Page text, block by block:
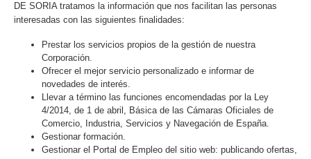
DE SORIA tratamos la información que nos facilitan las personas
interesadas con las siguientes finalidades:
Prestar los servicios propios de la gestión de nuestra
Corporación.
Ofrecer el mejor servicio personalizado e informar de
novedades de interés.
Llevar a término las funciones encomendadas por la Ley
4/2014, de 1 de abril, Básica de las Cámaras Oficiales de
Comercio, Industria, Servicios y Navegación de España.
Gestionar formación.
Gestionar el Portal de Empleo del sitio web: publicando ofertas,